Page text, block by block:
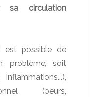
sa circulation
est possible de
problème, soit
(peurs,